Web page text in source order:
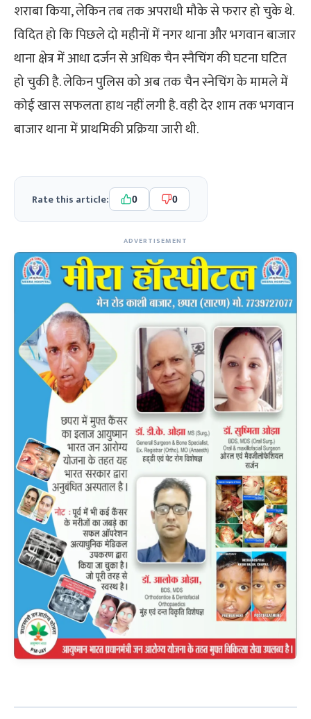
शराबा किया, लेकिन तब तक अपराधी मौके से फरार हो चुके थे.
विदित हो कि पिछले दो महीनों में नगर थाना और भगवान बाजार
थाना क्षेत्र में आधा दर्जन से अधिक चैन स्नैचिंग की घटना घटित
हो चुकी है. लेकिन पुलिस को अब तक चैन स्नेचिंग के मामले में
कोई खास सफलता हाथ नहीं लगी है. वही देर शाम तक भगवान
बाजार थाना में प्राथमिकी प्रक्रिया जारी थी.
Rate this article: 0 0
ADVERTISEMENT